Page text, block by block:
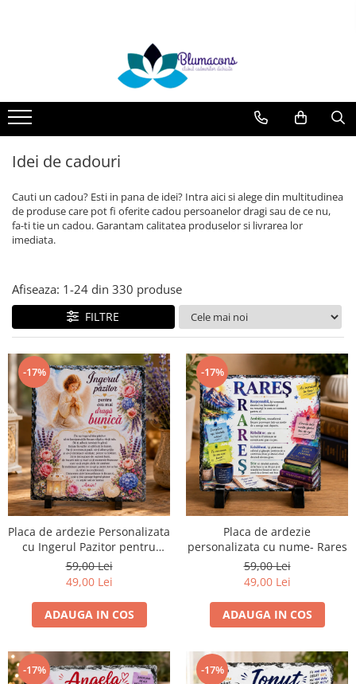
Bijuterii din pietre semipretioase
Cadouri pentru barbati
Cadouri pentru copii
Cadouri pentru femei
Decoratiuni din ceramica si sticla
Ghivece&Accesorii gradina
Lumanari decorative/parfumate
Cadouri personalizate
Agende Personalizate
Cadou profesori&Absolvire
Cani personalizate
Cutii personalizate
Placi Ardezie Personalizate
Placi de ardezie personalizate cu
Tablouri personalizate
Tavite mot
Idei de cadouri
Cauti un cadou? Esti in pana de idei? Intra aici si alege din multitudinea
de produse care pot fi oferite cadou persoanelor dragi sau de ce nu,
fa-ti tie un cadou. Garantam calitatea produselor si livrarea lor
imediata.
Afiseaza: 1-24 din 330 produse
FILTRE
-17%
Placa de ardezie Personalizata
cu Ingerul Pazitor pentru
Bunica
59,00 Lei
49,00 Lei
ADAUGA IN COS
-17%
Placa de ardezie
personalizata cu nume- Rares
59,00 Lei
49,00 Lei
ADAUGA IN COS
-17% -17%